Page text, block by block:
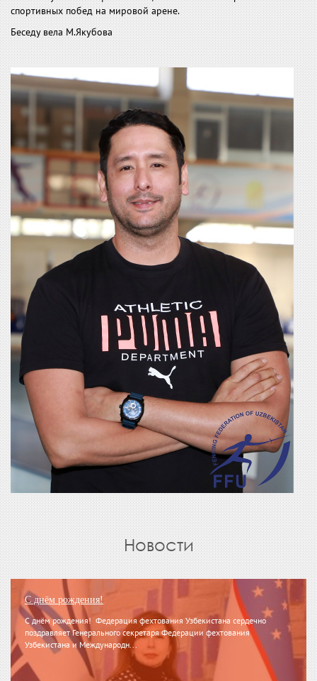
спортивных побед на мировой арене.
Беседу вела М.Якубова
Новости
С днём рождения!
С днём рождения! Федерация фехтования Узбекистана сердечно
поздравляет Генерального секретаря Федерации фехтования
Узбекистана и Международн...